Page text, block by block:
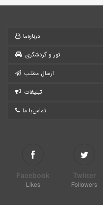
درباره‌ما
تور و گردشگری
ارسال مطلب
تبلیغات
تماس‌با ما
Facebook
Likes
Twitter
Followers